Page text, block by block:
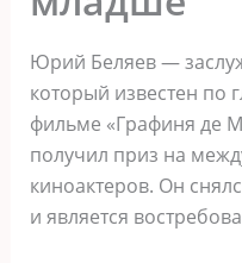
Юрий Беляев —
который известен по
фильме «Графиня де
получил приз на
киноактеров. Он
и является